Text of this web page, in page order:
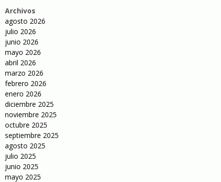
Archivos
agosto 2026
julio 2026
junio 2026
mayo 2026
abril 2026
marzo 2026
febrero 2026
enero 2026
diciembre 2025
noviembre 2025
octubre 2025
septiembre 2025
agosto 2025
julio 2025
junio 2025
mayo 2025